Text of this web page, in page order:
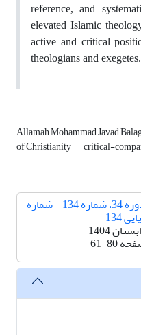
reference, and
elevated Islamic
active and critical
theologians and exegetes.
Allamah Mohammad Javad
of Christianity critical-
دوره 34، شماره 134 - شماره
134
1404
61-80